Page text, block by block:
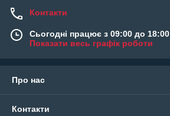
Контакти
Сьогодні працює з 09:00 до 18:00
Показати весь графік роботи
Про нас
Контакти